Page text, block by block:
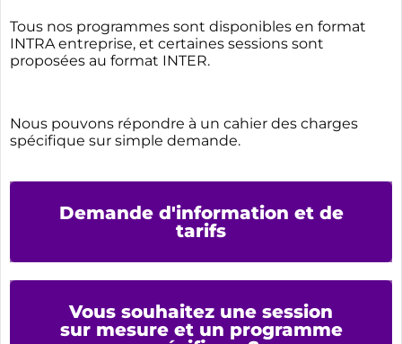
Tous nos programmes sont disponibles en format
INTRA entreprise, et certaines sessions sont
proposées au format INTER.
Nous pouvons répondre à un cahier des charges
spécifique sur simple demande.
Demande d'information et de
tarifs
Vous souhaitez une session
sur mesure et un programme